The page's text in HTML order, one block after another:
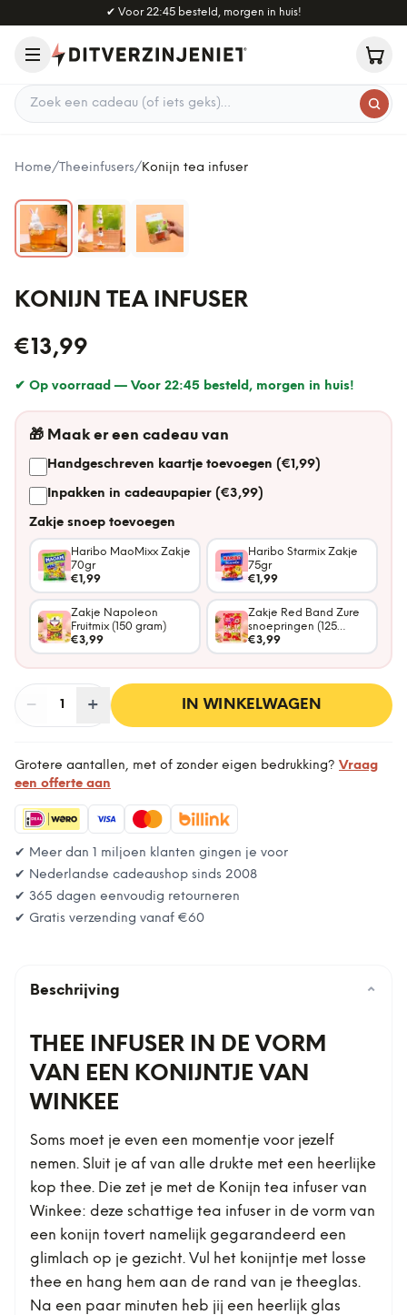
Naar hoofdinhoud
✔ Voor 22:45 besteld, morgen in huis!
Zoek een cadeau
Home/ Theeinfusers/Konijn tea infuser
KONIJN TEA INFUSER
€13,99
✔ Op voorraad — Voor 22:45 besteld, morgen in huis!
🎁 Maak er een cadeau van
Handgeschreven kaartje toevoegen (€1,99)
Inpakken in cadeaupapier (€3,99)
Zakje snoep toevoegen
Haribo MaoMixx Zakje
70gr
€1,99
Haribo Starmix Zakje
75gr
€1,99
Zakje Napoleon
Fruitmix (150 gram)
€3,99
Zakje Red Band Zure
snoepringen (125
gram)
€3,99
− Aantal
1 + IN WINKELWAGEN
Grotere aantallen, met of zonder eigen bedrukking? Vraag
een offerte aan
✔ Meer dan 1 miljoen klanten gingen je voor
✔ Nederlandse cadeaushop sinds 2008
✔ 365 dagen eenvoudig retourneren
✔ Gratis verzending vanaf €60
Beschrijving ⌄
THEE INFUSER IN DE VORM
VAN EEN KONIJNTJE VAN
WINKEE
Soms moet je even een momentje voor jezelf
nemen. Sluit je af van alle drukte met een heerlijke
kop thee. Die zet je met de Konijn tea infuser van
Winkee: deze schattige tea infuser in de vorm van
een konijn tovert namelijk gegarandeerd een
glimlach op je gezicht. Vul het konijntje met losse
thee en hang hem aan de rand van je theeglas.
Na een paar minuten heb jij een heerlijk glas